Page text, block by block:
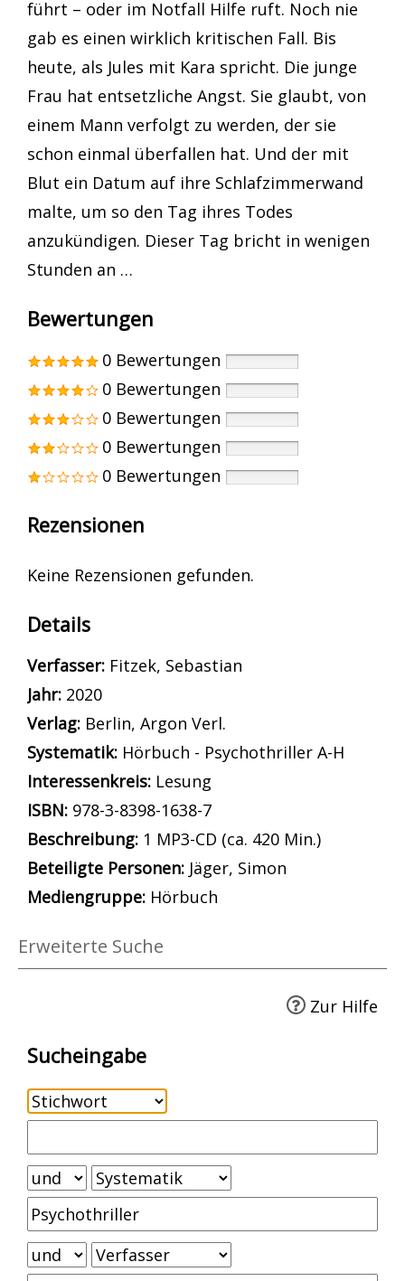
führt – oder im Notfall Hilfe ruft. Noch nie
gab es einen wirklich kritischen Fall. Bis
heute, als Jules mit Kara spricht. Die junge
Frau hat entsetzliche Angst. Sie glaubt, von
einem Mann verfolgt zu werden, der sie
schon einmal überfallen hat. Und der mit
Blut ein Datum auf ihre Schlafzimmerwand
malte, um so den Tag ihres Todes
anzukündigen. Dieser Tag bricht in wenigen
Stunden an …
Bewertungen
0 Bewertungen
0 Bewertungen
0 Bewertungen
0 Bewertungen
0 Bewertungen
Rezensionen
Keine Rezensionen gefunden.
Details
Verfasser: Suche nach diesem Verfasser
Fitzek, Sebastian
Jahr: 2020
Verlag: Berlin, Argon Verl.
opens in new tab
Diesen Link in neuem Tab öffnen
Systematik: Suche nach dieser Systematik
Hörbuch - Psychothriller A-H
Interessenkreis: Suche nach diesem
Lesung
ISBN: 978-3-8398-1638-7
Beschreibung: 1 MP3-CD (ca. 420 Min.)
Beteiligte Personen: Suche nach dieser
Jäger, Simon
Mediengruppe: Hörbuch
Erweiterte Suche
Zur Hilfe
Sucheingabe